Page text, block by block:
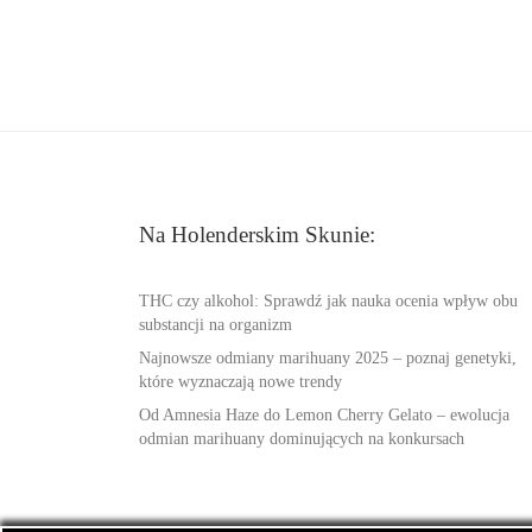
Na Holenderskim Skunie:
THC czy alkohol: Sprawdź jak nauka ocenia wpływ obu
substancji na organizm
Najnowsze odmiany marihuany 2025 – poznaj genetyki,
które wyznaczają nowe trendy
Od Amnesia Haze do Lemon Cherry Gelato – ewolucja
odmian marihuany dominujących na konkursach